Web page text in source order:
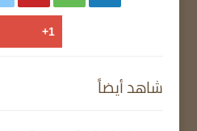
شاهد أيضاً